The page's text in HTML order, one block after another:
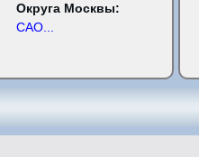
Округа Москвы:
САО